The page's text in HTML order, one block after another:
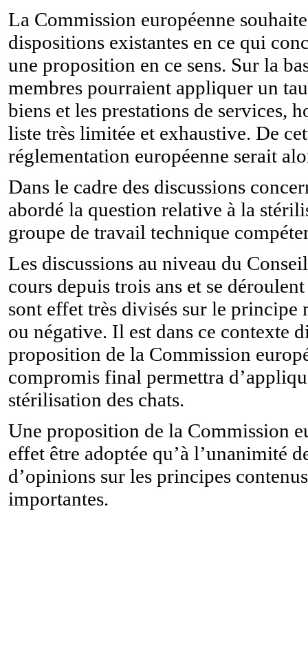
La Commission européenne
dispositions existantes en ce qui
une proposition en ce sens. Sur la
membres pourraient appliquer un
biens et les prestations de services,
liste très limitée et exhaustive. De
réglementation européenne serait
Dans le cadre des discussions
abordé la question relative à la
groupe de travail technique
Les discussions au niveau du
cours depuis trois ans et se
sont effet très divisés sur le principe
ou négative. Il est dans ce contexte
proposition de la Commission
compromis final permettra
stérilisation des chats.
Une proposition de la Commission
effet être adoptée qu’à l’unanimité
d’opinions sur les principes
importantes.